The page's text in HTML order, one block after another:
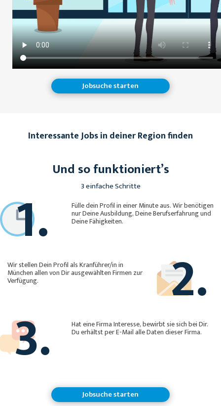
Jobsuche starten
Interessante Jobs in deiner Region finden
Und so funktioniert’s
3 einfache Schritte
1. Fülle dein Profil in einer Minute aus. Wir benötigen
nur Deine Ausbildung, Deine Berufserfahrung und
Deine Fähigkeiten.
2.
Wir stellen Dein Profil als Kranführer/in in
München allen von Dir ausgewählten Firmen zur
Verfügung.
3. Hat eine Firma Interesse, bewirbt sie sich bei Dir.
Du erhältst per E-Mail alle Daten dieser Firma.
Jobsuche starten